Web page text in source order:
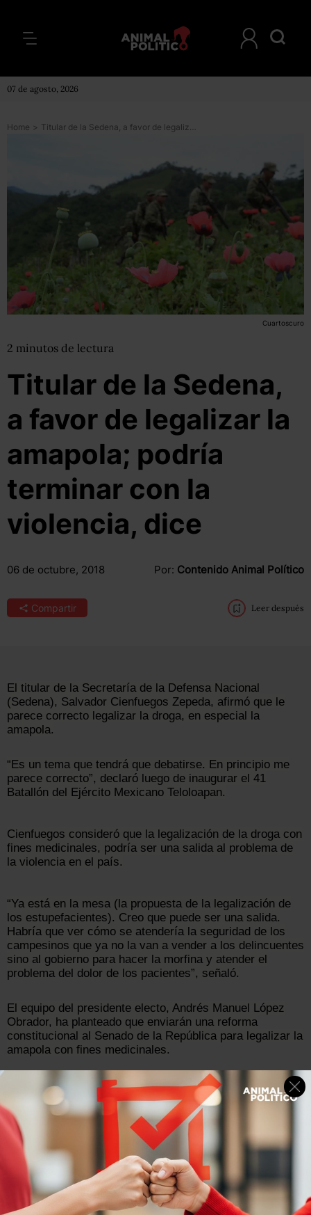
07 de agosto, 2026
Home > Titular de la Sedena, a favor de legalizar la amapola; podría terminar con la violencia, dice
Cuartoscuro
2 minutos de lectura
Titular de la Sedena,
a favor de legalizar la
amapola; podría
terminar con la
violencia, dice
06 de octubre, 2018 Por: Contenido Animal Político
Compartir Leer después
El titular de la Secretaría de la Defensa Nacional
(Sedena), Salvador Cienfuegos Zepeda, afirmó que le
parece correcto legalizar la droga, en especial la
amapola.
“Es un tema que tendrá que debatirse. En principio me
parece correcto”, declaró luego de inaugurar el 41
Batallón del Ejército Mexicano Teloloapan.
Cienfuegos consideró que la legalización de la droga con
fines medicinales, podría ser una salida al problema de
la violencia en el país.
“Ya está en la mesa (la propuesta de la legalización de
los estupefacientes). Creo que puede ser una salida.
Habría que ver cómo se atendería la seguridad de los
campesinos que ya no la van a vender a los delincuentes
sino al gobierno para hacer la morfina y atender el
problema del dolor de los pacientes”, señaló.
El equipo del presidente electo, Andrés Manuel López
Obrador, ha planteado que enviarán una reforma
constitucional al Senado de la República para legalizar la
amapola con fines medicinales.